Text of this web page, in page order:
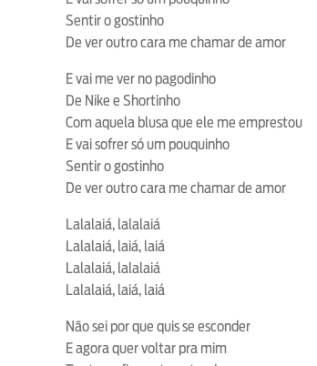
Sentir o gostinho
De ver outro cara me chamar de amor
E vai me ver no pagodinho
De Nike e Shortinho
Com aquela blusa que ele me emprestou
E vai sofrer só um pouquinho
Sentir o gostinho
De ver outro cara me chamar de amor
Lalalaiá, lalalaiá
Lalalaiá, laiá, laiá
Lalalaiá, lalalaiá
Lalalaiá, laiá, laiá
Não sei por que quis se esconder
E agora quer voltar pra mim